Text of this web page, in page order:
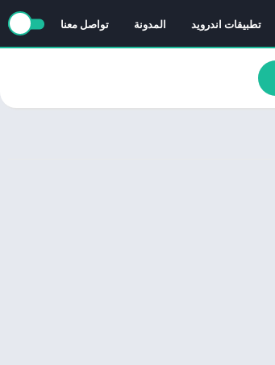
تطبيقات اندرويد المدونة تواصل معنا